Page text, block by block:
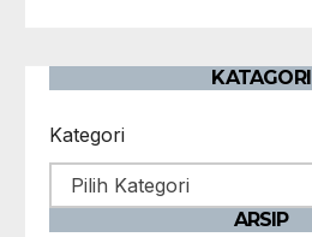
KATAGORI
Kategori
ARSIP